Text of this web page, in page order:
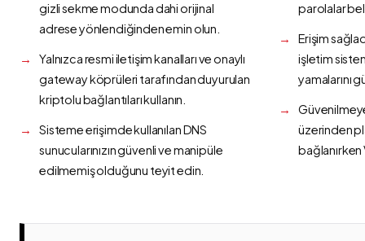
gizli sekme modunda dahi orijinal
adrese yönlendiğinden emin olun.
Yalnızca resmi iletişim kanalları ve onaylı
gateway köprüleri tarafından duyurulan
kriptolu bağlantıları kullanın.
Sisteme erişimde kullanılan DNS
sunucularınızın güvenli ve manipüle
edilmemiş olduğunu teyit edin.
parolalar
Erişim
işletim
yamalarını
üzerinden
bağlanırken